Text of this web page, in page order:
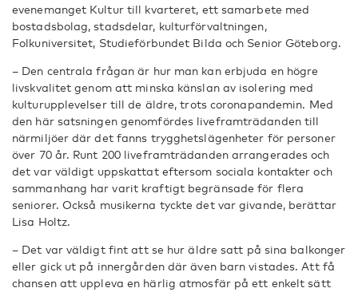
evenemanget Kultur till kvarteret, ett samarbete med
bostadsbolag, stadsdelar, kulturförvaltningen,
Folkuniversitet, Studieförbundet Bilda och Senior Göteborg.
– Den centrala frågan är hur man kan erbjuda en högre
livskvalitet genom att minska känslan av isolering med
kulturupplevelser till de äldre, trots coronapandemin. Med
den här satsningen genomfördes liveframträdanden till
närmiljöer där det fanns trygghetslägenheter för personer
över 70 år. Runt 200 liveframträdanden arrangerades och
det var väldigt uppskattat eftersom sociala kontakter och
sammanhang har varit kraftigt begränsade för flera
seniorer. Också musikerna tyckte det var givande, berättar
Lisa Holtz.
– Det var väldigt fint att se hur äldre satt på sina balkonger
eller gick ut på innergården där även barn vistades. Att få
chansen att uppleva en härlig atmosfär på ett enkelt sätt